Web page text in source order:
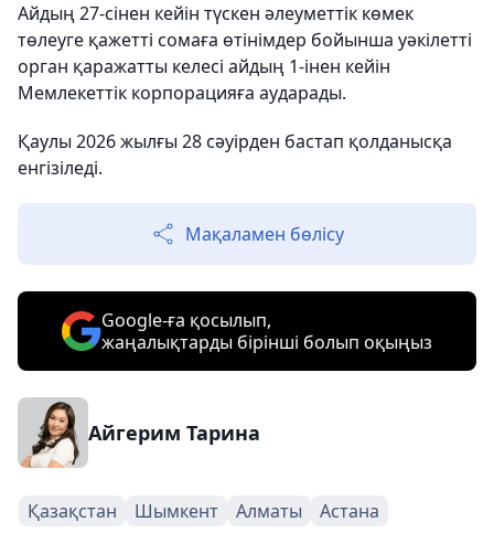
Айдың 27-сінен кейін түскен әлеуметтік көмек
төлеуге қажетті сомаға өтінімдер бойынша уәкілетті
орган қаражатты келесі айдың 1-інен кейін
Мемлекеттік корпорацияға аударады.
Қаулы 2026 жылғы 28 сәуірден бастап қолданысқа
енгізіледі.
Мақаламен бөлісу
Google-ға қосылып,
жаңалықтарды бірінші болып оқыңыз
Айгерим Тарина
Қазақстан Шымкент Алматы Астана